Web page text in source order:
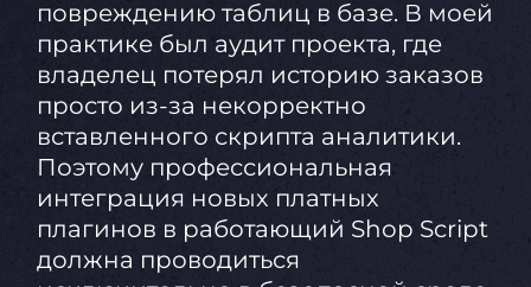
повреждению таблиц в базе. В моей
практике был аудит проекта, где
владелец потерял историю заказов
просто из-за некорректно
вставленного скрипта аналитики.
Поэтому профессиональная
интеграция новых платных
плагинов в работающий Shop Script
должна проводиться